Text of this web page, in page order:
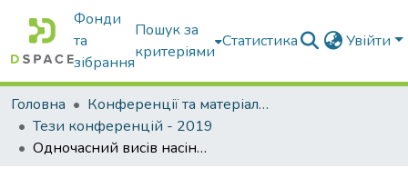
Фонди
та
зібрання
Пошук за
критеріями
Статистика Увійти
Головна
Конференції та матеріали конференцій
Тези конференцій - 2019
Одночасний висів насіння двох культур пневмомеханічними апаратами